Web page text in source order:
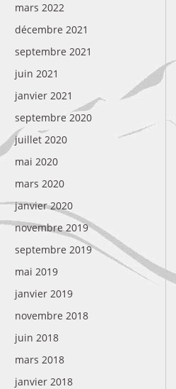
mars 2022
décembre 2021
septembre 2021
juin 2021
janvier 2021
septembre 2020
juillet 2020
mai 2020
mars 2020
janvier 2020
novembre 2019
septembre 2019
mai 2019
janvier 2019
novembre 2018
juin 2018
mars 2018
janvier 2018